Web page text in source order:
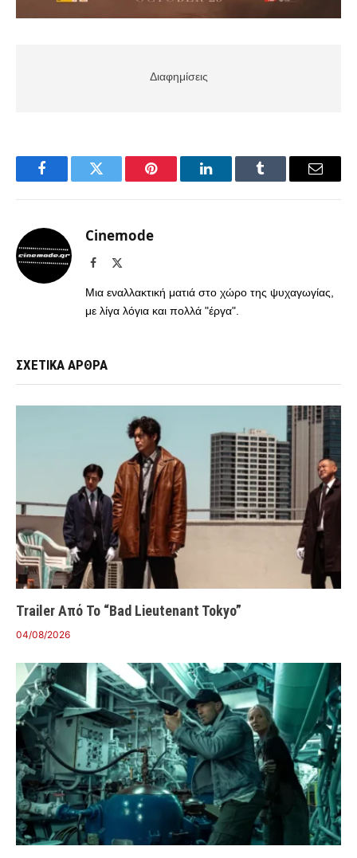
Διαφημίσεις
FacebookTwitter Pinterest LinkedInTumblr Email
Cinemode
Facebook
Μια εναλλακτική ματιά στο χώρο της ψυχαγωγίας,
με λίγα λόγια και πολλά "έργα".
ΣΧΕΤΙΚΑ ΑΡΘΡΑ
Trailer Από Το “Bad Lieutenant Tokyo”
04/08/2026